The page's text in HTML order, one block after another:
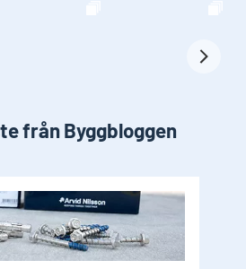
från Byggbloggen